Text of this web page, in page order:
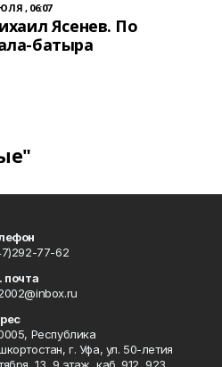
, 06:07
Ясенев. По
батыра
77-62
почта
Республика
г. Уфа, ул. 50-летия